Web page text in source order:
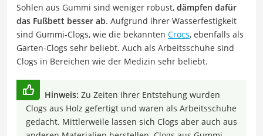
Sohlen aus Gummi sind weniger robust, dämpfen dafür
das Fußbett besser ab. Aufgrund ihrer Wasserfestigkeit
sind Gummi-Clogs, wie die bekannten Crocs, ebenfalls als
Garten-Clogs sehr beliebt. Auch als Arbeitsschuhe sind
Clogs in Bereichen wie der Medizin sehr beliebt.
Hinweis: Zu Zeiten ihrer Entstehung wurden
Clogs aus Holz gefertigt und waren als Arbeitsschuhe
gedacht. Mittlerweile lassen sich Clogs aber auch aus